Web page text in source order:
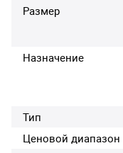
Размер
Назначение
Тип
Ценовой диапазон